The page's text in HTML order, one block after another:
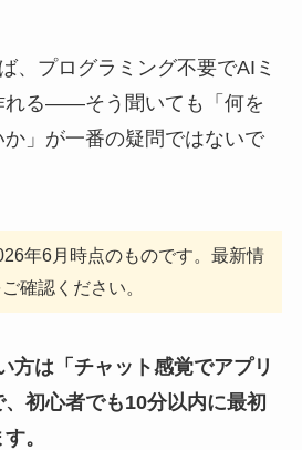
、プログラミング不要でAIミ
れる——そう聞いても「何を
」が一番の疑問ではないで
年6月時点のものです。最新情
確認ください。
方は「チャット感覚でアプリ
初心者でも10分以内に最初
。